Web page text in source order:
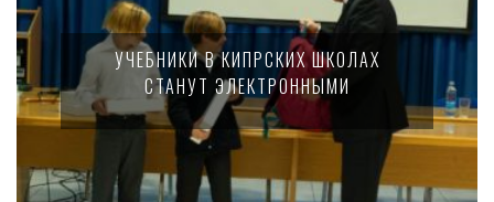
УЧЕБНИКИ В КИПРСКИХ ШКОЛАХ
СТАНУТ ЭЛЕКТРОННЫМИ